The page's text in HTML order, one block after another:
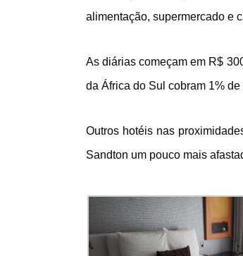
alimentação, supermercado e
As diárias começam em R$
da África do Sul cobram 1%
Outros hotéis nas
Sandton um pouco mais